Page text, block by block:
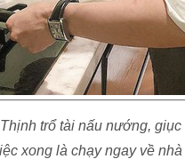
trổ tài nấu nướng,
xong là chạy ngay về